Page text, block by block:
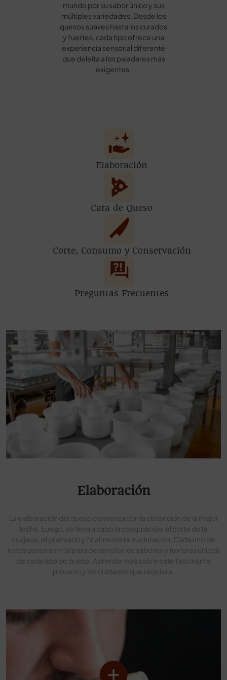
mundo por su sabor único y sus
múltiples variedades. Desde los
quesos suaves hasta los curados
y fuertes, cada tipo ofrece una
experiencia sensorial diferente
que deleita a los paladares más
exigentes.
Elaboración
Cata de Queso
Corte, Consumo y Conservación
Preguntas Frecuentes
Elaboración
La elaboración del queso comienza con la obtención de la mejor
leche. Luego, se lleva a cabo la coagulación, el corte de la
cuajada, el prensado y finalmente la maduración. Cada uno de
estos pasos es vital para desarrollar los sabores y texturas únicos
de cada tipo de queso. Aprende más sobre este fascinante
proceso y los cuidados que requiere.